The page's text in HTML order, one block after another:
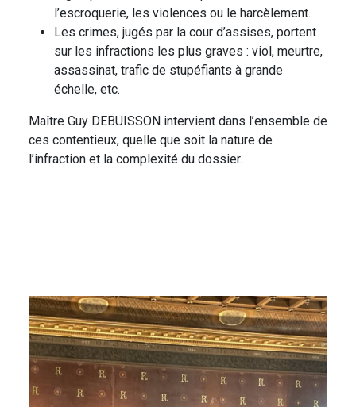
l’escroquerie, les violences ou le harcèlement.
Les crimes, jugés par la cour d’assises, portent
sur les infractions les plus graves : viol, meurtre,
assassinat, trafic de stupéfiants à grande
échelle, etc.
Maître Guy DEBUISSON intervient dans l’ensemble de
ces contentieux, quelle que soit la nature de
l’infraction et la complexité du dossier.